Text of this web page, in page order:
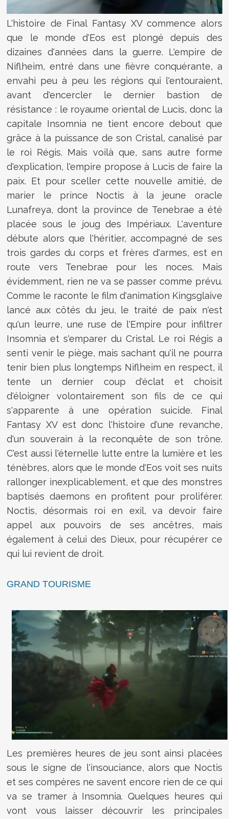
L'histoire de Final Fantasy XV commence alors
que le monde d'Eos est plongé depuis des
dizaines d'années dans la guerre. L'empire de
Niflheim, entré dans une fièvre conquérante, a
envahi peu à peu les régions qui l'entouraient,
avant d'encercler le dernier bastion de
résistance : le royaume oriental de Lucis, donc la
capitale Insomnia ne tient encore debout que
grâce à la puissance de son Cristal, canalisé par
le roi Régis. Mais voilà que, sans autre forme
d'explication, l'empire propose à Lucis de faire la
paix. Et pour sceller cette nouvelle amitié, de
marier le prince Noctis à la jeune oracle
Lunafreya, dont la province de Tenebrae a été
placée sous le joug des Impériaux. L'aventure
débute alors que l'héritier, accompagné de ses
trois gardes du corps et frères d'armes, est en
route vers Tenebrae pour les noces. Mais
évidemment, rien ne va se passer comme prévu.
Comme le raconte le film d'animation Kingsglaive
lancé aux côtés du jeu, le traité de paix n'est
qu'un leurre, une ruse de l'Empire pour infiltrer
Insomnia et s'emparer du Cristal. Le roi Régis a
senti venir le piège, mais sachant qu'il ne pourra
tenir bien plus longtemps Niflheim en respect, il
tente un dernier coup d'éclat et choisit
d'éloigner volontairement son fils de ce qui
s'apparente à une opération suicide. Final
Fantasy XV est donc l'histoire d'une revanche,
d'un souverain à la reconquête de son trône.
C'est aussi l'éternelle lutte entre la lumière et les
ténèbres, alors que le monde d'Eos voit ses nuits
rallonger inexplicablement, et que des monstres
baptisés daemons en profitent pour proliférer.
Noctis, désormais roi en exil, va devoir faire
appel aux pouvoirs de ses ancêtres, mais
également à celui des Dieux, pour récupérer ce
qui lui revient de droit.
GRAND TOURISME
Les premières heures de jeu sont ainsi placées
sous le signe de l'insouciance, alors que Noctis
et ses compères ne savent encore rien de ce qui
va se tramer à Insomnia. Quelques heures qui
vont vous laisser découvrir les principales